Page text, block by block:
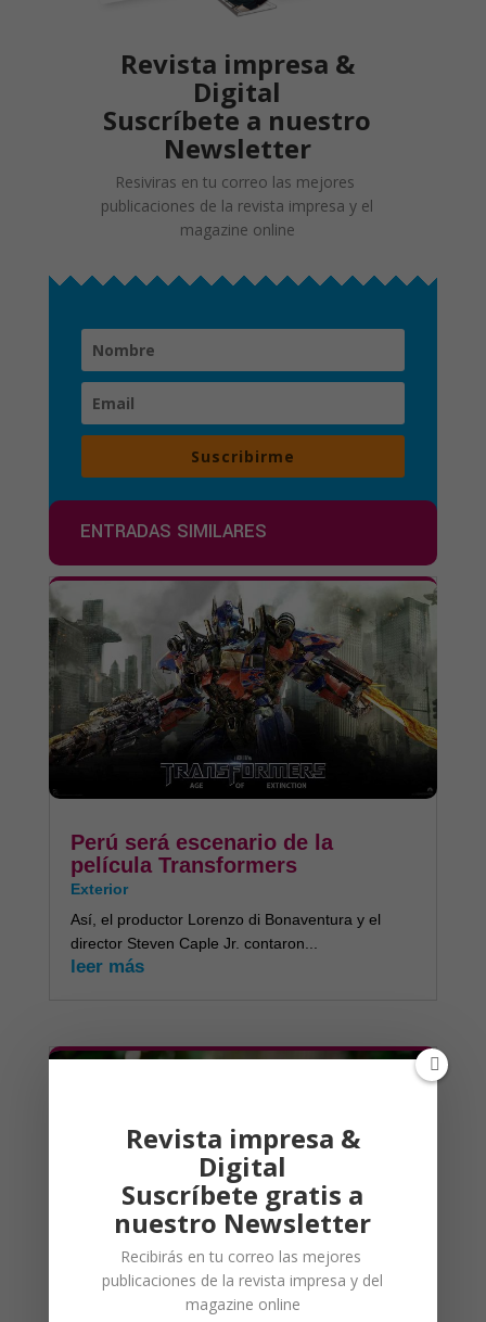
Revista impresa &
Digital
Suscríbete a nuestro
Newsletter
Resiviras en tu correo las mejores
publicaciones de la revista impresa y el
magazine online
Suscribirme
ENTRADAS SIMILARES
Perú será escenario de la
película Transformers
Exterior
Así, el productor Lorenzo di Bonaventura y el
director Steven Caple Jr. contaron...
leer más
Revista impresa &
Digital
Suscríbete gratis a
nuestro Newsletter
Recibirás en tu correo las mejores
publicaciones de la revista impresa y del
magazine online